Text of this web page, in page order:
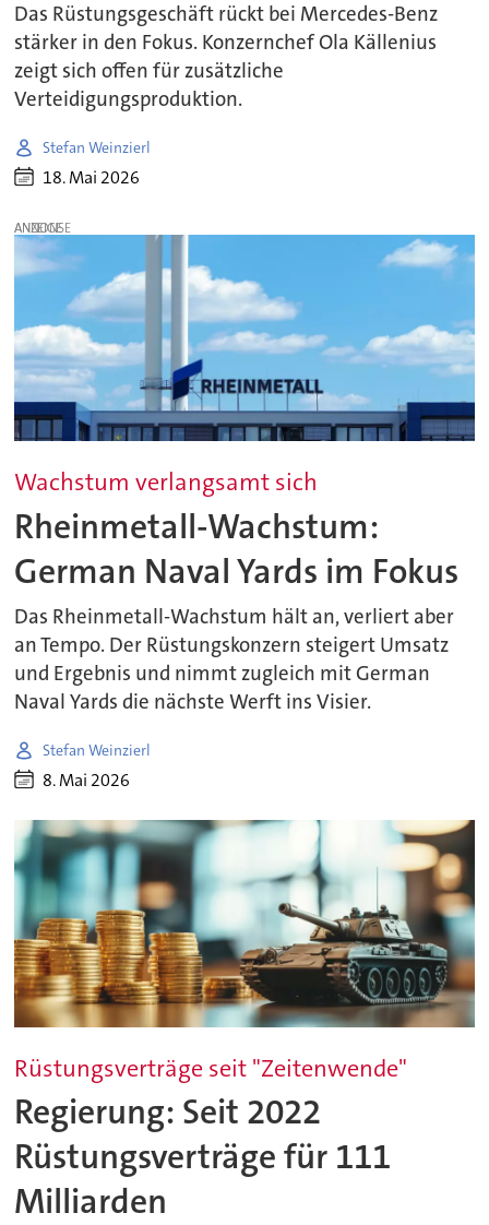
Das Rüstungsgeschäft rückt bei Mercedes-Benz
stärker in den Fokus. Konzernchef Ola Källenius
zeigt sich offen für zusätzliche
Verteidigungsproduktion.
Stefan Weinzierl
18. Mai 2026
ANZEIGE
Wachstum verlangsamt sich
Rheinmetall-Wachstum:
German Naval Yards im Fokus
Das Rheinmetall-Wachstum hält an, verliert aber
an Tempo. Der Rüstungskonzern steigert Umsatz
und Ergebnis und nimmt zugleich mit German
Naval Yards die nächste Werft ins Visier.
Stefan Weinzierl
8. Mai 2026
Rüstungsverträge seit "Zeitenwende"
Regierung: Seit 2022
Rüstungsverträge für 111
Milliarden